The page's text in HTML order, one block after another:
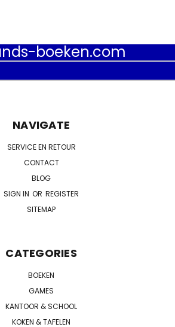
boeken.com
NAVIGATE
SERVICE EN RETOUR
CONTACT
BLOG
SIGN IN OR REGISTER
SITEMAP
CATEGORIES
BOEKEN
GAMES
KANTOOR & SCHOOL
KOKEN & TAFELEN